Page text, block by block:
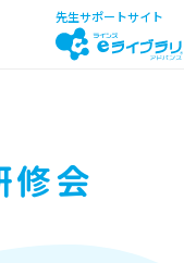
先生サポートサイト
修会